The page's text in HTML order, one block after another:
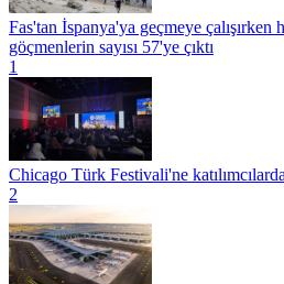
Fas'tan İspanya'ya geçmeye çalışırken
göçmenlerin sayısı 57'ye çıktı
1
Chicago Türk Festivali'ne
2